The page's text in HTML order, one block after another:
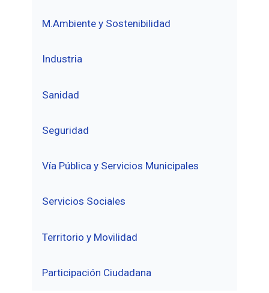
M.Ambiente y Sostenibilidad
Industria
Sanidad
Seguridad
Vía Pública y Servicios Municipales
Servicios Sociales
Territorio y Movilidad
Participación Ciudadana